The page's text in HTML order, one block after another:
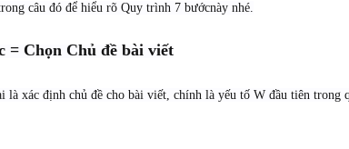
câu đó để hiểu rõ Quy trình 7 bướcnày nhé.
= Chọn Chủ đề bài viết
là xác định chủ đề cho bài viết, chính là yếu tố W đầu tiên